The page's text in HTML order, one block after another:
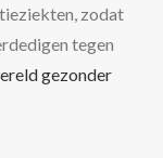
zodat
tegen
gezonder